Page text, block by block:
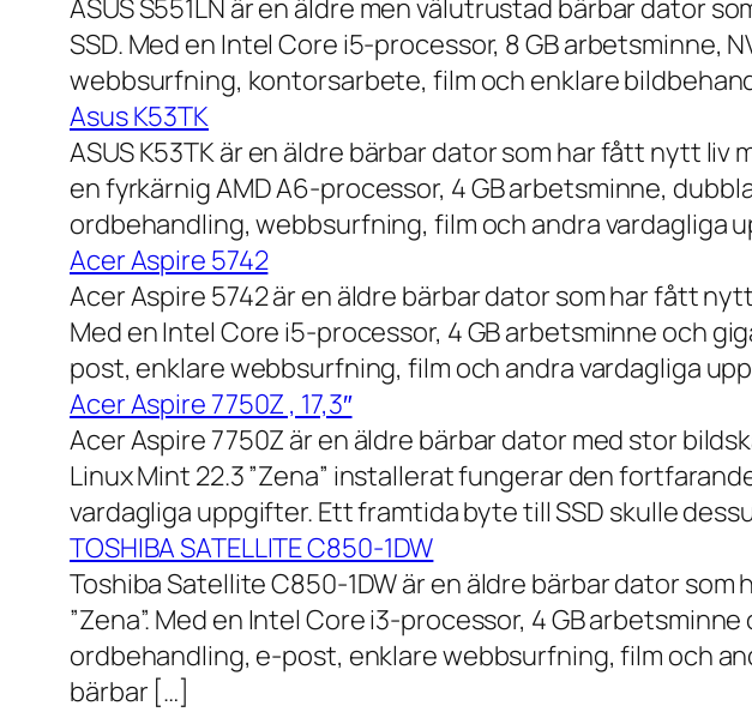
ASUS S551LN är en äldre men välutrustad bärbar dator
SSD. Med en Intel Core i5-processor, 8 GB arbetsminne,
webbsurfning, kontorsarbete, film och enklare
Asus K53TK
ASUS K53TK är en äldre bärbar dator som har fått nytt liv
en fyrkärnig AMD A6-processor, 4 GB arbetsminne,
ordbehandling, webbsurfning, film och andra vardagliga
Acer Aspire 5742
Acer Aspire 5742 är en äldre bärbar dator som har fått
Med en Intel Core i5-processor, 4 GB arbetsminne och
post, enklare webbsurfning, film och andra vardagliga
Acer Aspire 7750Z , 17,3″
Acer Aspire 7750Z är en äldre bärbar dator med stor
Linux Mint 22.3 ”Zena” installerat fungerar den
vardagliga uppgifter. Ett framtida byte till SSD skulle
TOSHIBA SATELLITE C850-1DW
Toshiba Satellite C850-1DW är en äldre bärbar dator
”Zena”. Med en Intel Core i3-processor, 4 GB
ordbehandling, e-post, enklare webbsurfning, film och
bärbar […]